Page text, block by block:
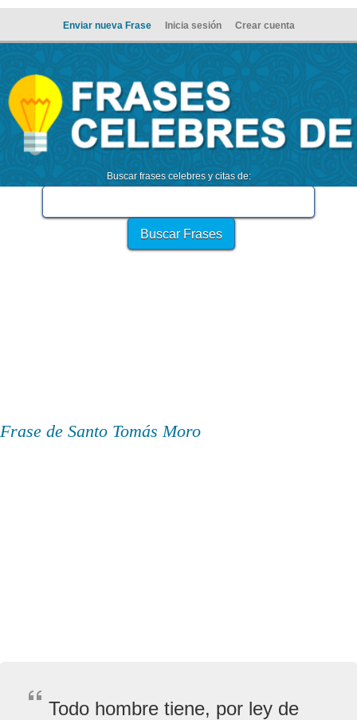
Enviar nueva Frase Inicia sesión Crear cuenta
Buscar frases celebres y citas de:
Frase de Santo Tomás Moro
Todo hombre tiene, por ley de